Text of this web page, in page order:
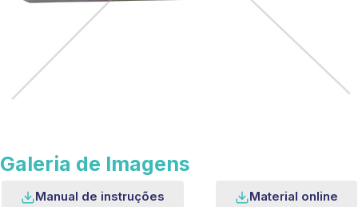
Galeria de Imagens
Manual de instruções Material online